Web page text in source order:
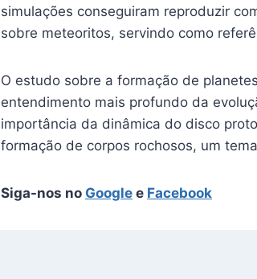
simulações conseguiram reproduzir
sobre meteoritos, servindo como
O estudo sobre a formação de
entendimento mais profundo da
importância da dinâmica do disco
formação de corpos rochosos, um
Siga-nos no Google e Facebook